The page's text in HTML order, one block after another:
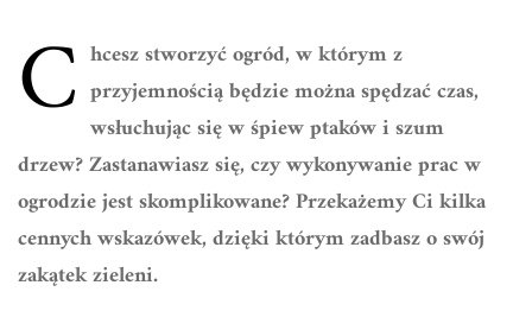
C hcesz stworzyć ogród, w którym z
przyjemnością będzie można spędzać czas,
wsłuchując się w śpiew ptaków i szum
drzew? Zastanawiasz się, czy wykonywanie prac w
ogrodzie jest skomplikowane? Przekażemy Ci kilka
cennych wskazówek, dzięki którym zadbasz o swój
zakątek zieleni.